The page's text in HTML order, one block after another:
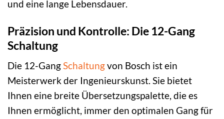
und eine lange Lebensdauer.
Präzision und Kontrolle: Die 12-Gang
Schaltung
Die 12-GangSchaltungvon Bosch ist ein
Meisterwerk der Ingenieurskunst. Sie bietet
Ihnen eine breite Übersetzungspalette, die es
Ihnen ermöglicht, immer den optimalen Gang für